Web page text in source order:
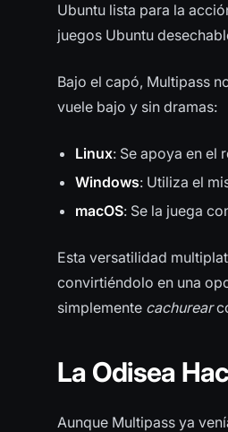
Ubuntu lista para la
juegos Ubuntu
Bajo el capó, Multipass
vuele bajo y sin dramas:
Linux: Se apoya en el
Windows: Utiliza el
macOS: Se la juega
Esta versatilidad
convirtiéndolo en una
simplemente cachurear
La Odisea
Aunque Multipass ya